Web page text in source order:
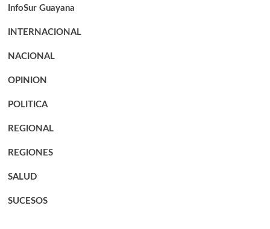
InfoSur Guayana
INTERNACIONAL
NACIONAL
OPINION
POLITICA
REGIONAL
REGIONES
SALUD
SUCESOS